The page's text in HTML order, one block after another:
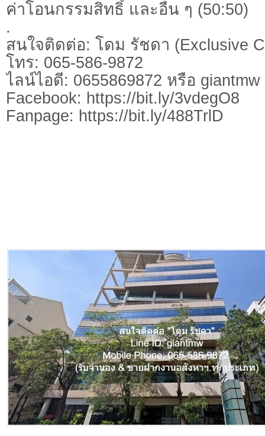
ค่าโอนกรรมสิทธิ์ และอื่น ๆ (50:50)
.
สนใจติดต่อ: โดม รัชดา (Exclusive
โทร: 065-586-9872
ไลน์ไอดี: 0655869872 หรือ
Facebook: https://bit.ly/3vdegO8
Fanpage: https://bit.ly/488TrlD